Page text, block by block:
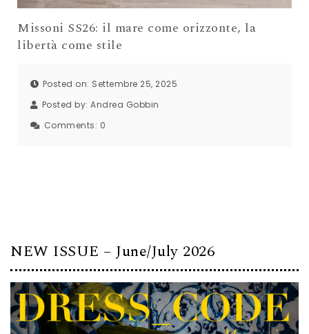
Missoni SS26: il mare come orizzonte, la
libertà come stile
Posted on: Settembre 25, 2025
Posted by: Andrea Gobbin
Comments: 0
NEW ISSUE – June/July 2026